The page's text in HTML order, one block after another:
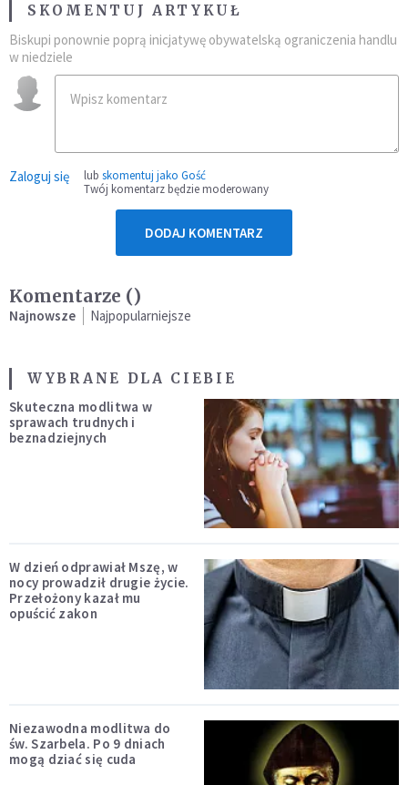
SKOMENTUJ ARTYKUŁ
Biskupi ponownie poprą inicjatywę obywatelską ograniczenia handlu
w niedziele
Zaloguj się lub skomentuj jako Gość
Twój komentarz będzie moderowany
DODAJ KOMENTARZ
Komentarze ()
Najnowsze Najpopularniejsze
WYBRANE DLA CIEBIE
Skuteczna modlitwa w
sprawach trudnych i
beznadziejnych
W dzień odprawiał Mszę, w
nocy prowadził drugie życie.
Przełożony kazał mu
opuścić zakon
Niezawodna modlitwa do
św. Szarbela. Po 9 dniach
mogą dziać się cuda